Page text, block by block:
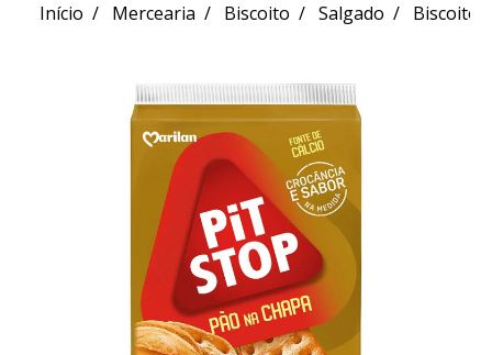
Início Mercearia Biscoito Salgado Biscoito